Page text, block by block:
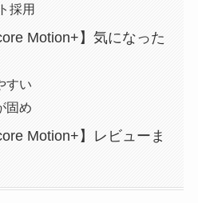
採用
Motion+】気になった
すい
固め
Motion+】レビューま